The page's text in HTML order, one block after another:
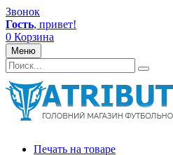
Звонок
Гость, привет!
0 Корзина
Меню
Печать на товаре